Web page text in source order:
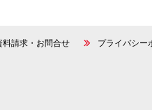
料請求・お問合せ プライバシー